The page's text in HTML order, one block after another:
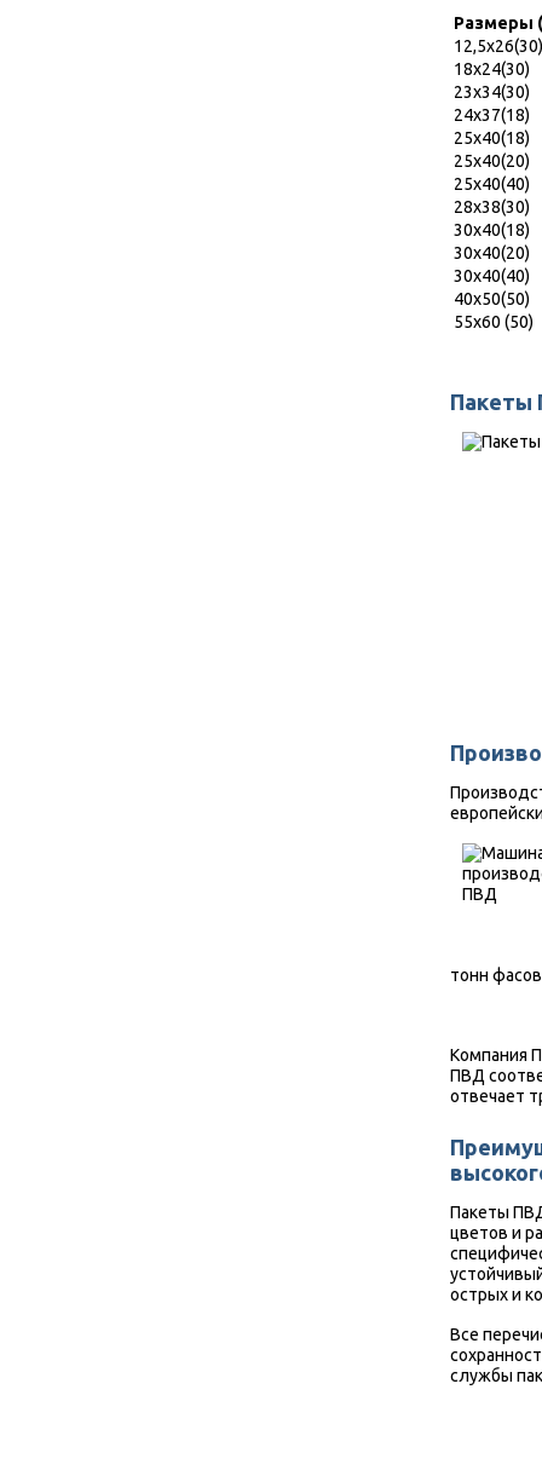
Размеры
12,5х26(30)
18х24(30)
23х34(30)
24х37(18)
25х40(18)
25х40(20)
25х40(40)
28х38(30)
30х40(18)
30х40(20)
30х40(40)
40х50(50)
55х60 (50)
Пакеты
тонн
Компания
ПВД
отвечает
Пакеты
цветов и
острых и
Все
службы